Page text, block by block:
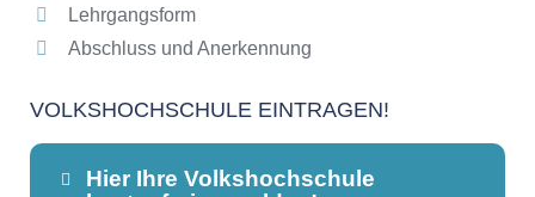
Lehrgangsform
Abschluss und Anerkennung
VOLKSHOCHSCHULE EINTRAGEN!
Hier Ihre Volkshochschule